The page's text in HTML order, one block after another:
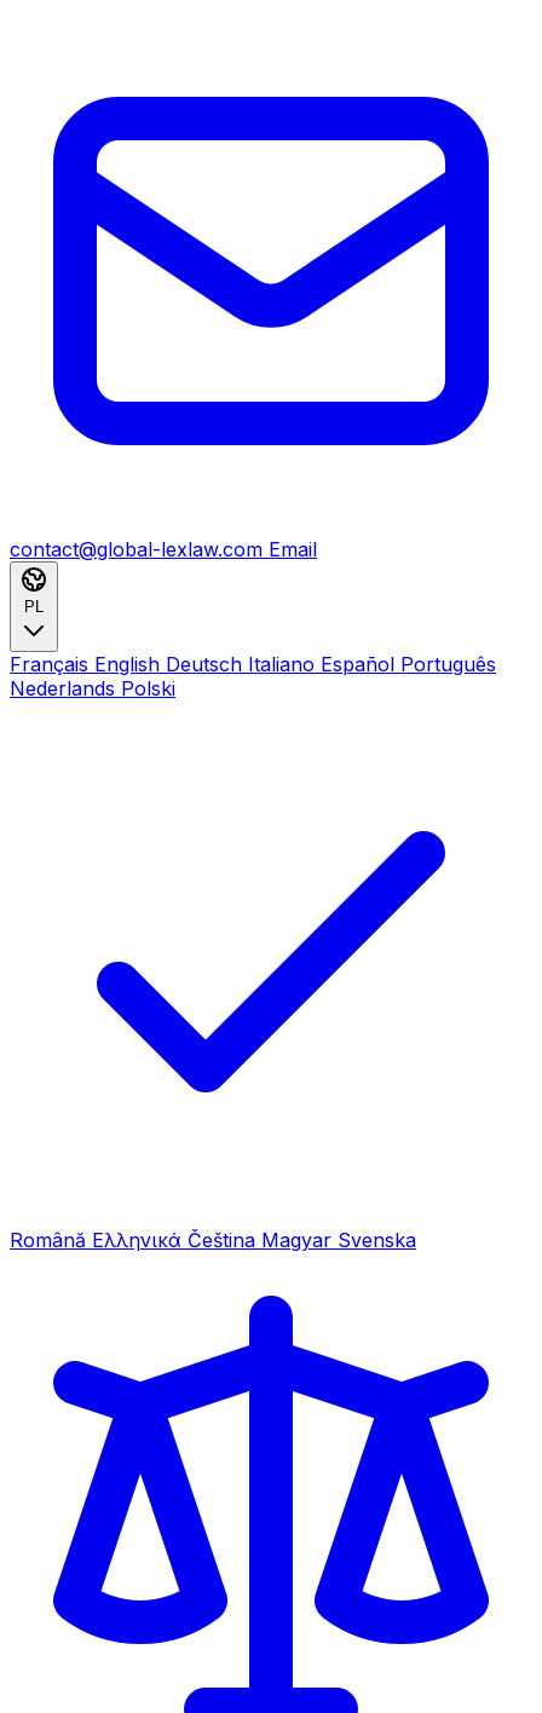
contact@global-lexlaw.com Email
PL
Français English Deutsch Italiano Español Português
Nederlands Polski
Română Ελληνικά Čeština Magyar Svenska